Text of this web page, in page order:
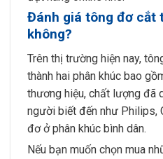
Đánh giá tông đơ cắt
không?
Trên thị trường hiện nay,
thành hai phân khúc bao
thương hiệu, chất lượng đã
người biết đến như Philips,
đơ ở phân khúc bình dân.
Nếu bạn muốn chọn mua